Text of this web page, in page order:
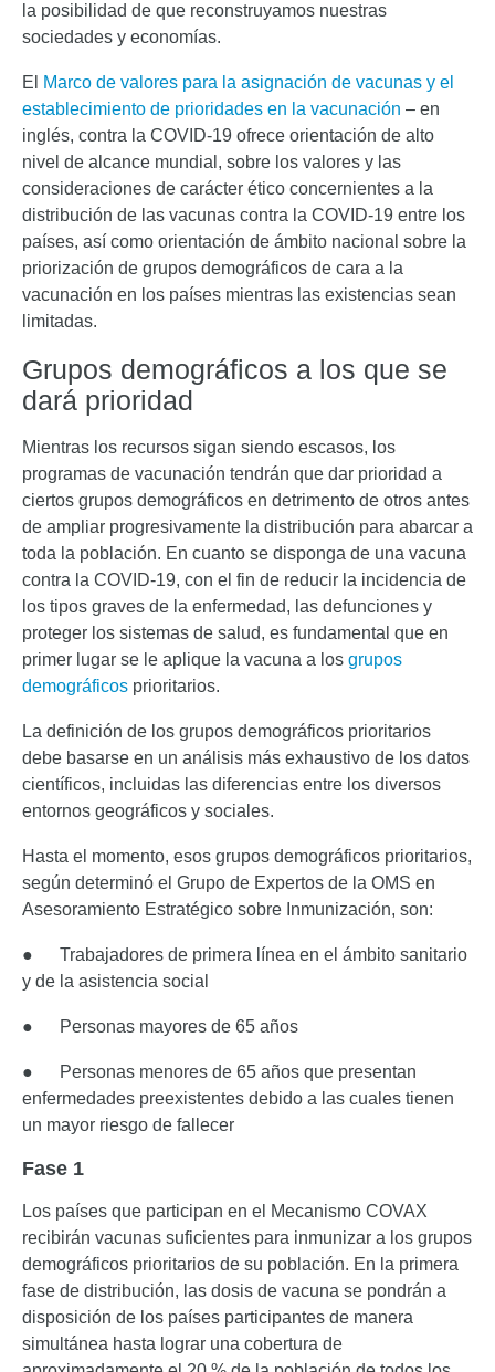
la posibilidad de que reconstruyamos nuestras
sociedades y economías.
El
Marco de valores para la asignación de vacunas y el
establecimiento de prioridades en la vacunación – en
inglés, contra la COVID-19 ofrece orientación de alto
nivel de alcance mundial, sobre los valores y las
consideraciones de carácter ético concernientes a la
distribución de las vacunas contra la COVID-19 entre los
países, así como orientación de ámbito nacional sobre la
priorización de grupos demográficos de cara a la
vacunación en los países mientras las existencias sean
limitadas.
Grupos demográficos a los que se
dará prioridad
Mientras los recursos sigan siendo escasos, los
programas de vacunación tendrán que dar prioridad a
ciertos grupos demográficos en detrimento de otros antes
de ampliar progresivamente la distribución para abarcar a
toda la población. En cuanto se disponga de una vacuna
contra la COVID-19, con el fin de reducir la incidencia de
los tipos graves de la enfermedad, las defunciones y
proteger los sistemas de salud, es fundamental que en
primer lugar se le aplique la vacuna a los grupos
demográficos prioritarios.
La definición de los grupos demográficos prioritarios
debe basarse en un análisis más exhaustivo de los datos
científicos, incluidas las diferencias entre los diversos
entornos geográficos y sociales.
Hasta el momento, esos grupos demográficos prioritarios,
según determinó el Grupo de Expertos de la OMS en
Asesoramiento Estratégico sobre Inmunización, son:
● Trabajadores de primera línea en el ámbito sanitario
y de la asistencia social
● Personas mayores de 65 años
● Personas menores de 65 años que presentan
enfermedades preexistentes debido a las cuales tienen
un mayor riesgo de fallecer
Fase 1
Los países que participan en el Mecanismo COVAX
recibirán vacunas suficientes para inmunizar a los grupos
demográficos prioritarios de su población. En la primera
fase de distribución, las dosis de vacuna se pondrán a
disposición de los países participantes de manera
simultánea hasta lograr una cobertura de